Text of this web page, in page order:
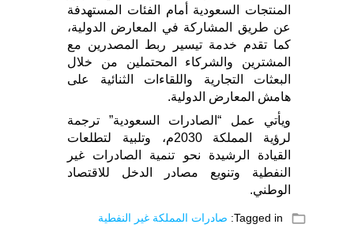
المنتجات السعودية أمام الفئات المستهدفة
عن طريق المشاركة في المعارض الدولية،
كما تقدم خدمة تيسير ربط المصدرين مع
المشترين والشركاء المحتملين من خلال
البعثات التجارية واللقاءات الثنائية على
هامش المعارض الدولية.
ويأتي عمل “الصادرات السعودية” ترجمة
لرؤية المملكة 2030م، وتلبية لتطلعات
القيادة الرشيدة نحو تنمية الصادرات غير
النفطية وتنويع مصادر الدخل للاقتصاد
الوطني.
folder_open
Tagged in: صادرات المملكة غير النفطية